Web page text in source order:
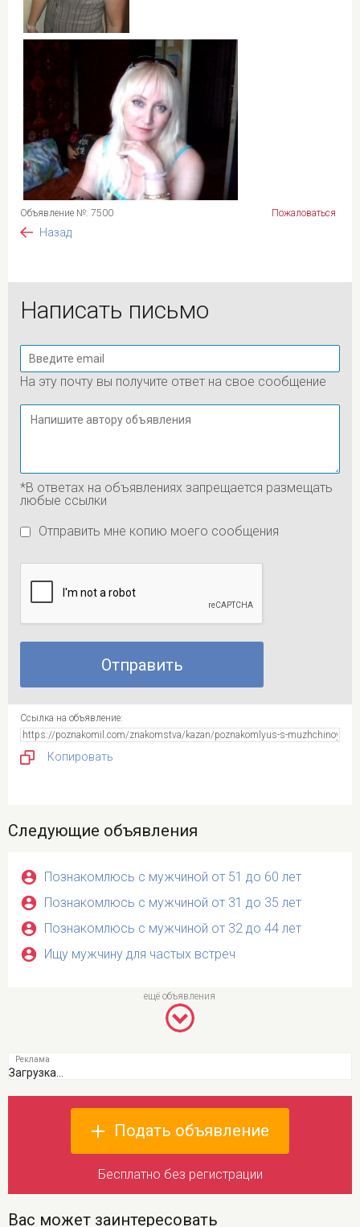
Объявление №: 7500 Пожаловаться
Назад
Написать письмо
На эту почту вы получите ответ на свое сообщение
*В ответах на объявлениях запрещается размещать
любые ссылки
Отправить мне копию моего сообщения
Ссылка на объявление:
Копировать
Следующие объявления
Познакомлюсь с мужчиной от 51 до 60 лет
Познакомлюсь с мужчиной от 31 до 35 лет
Познакомлюсь с мужчиной от 32 до 44 лет
Ищу мужчину для частых встреч
Загрузка...
Подать объявление
Бесплатно без регистрации
Вас может заинтересовать